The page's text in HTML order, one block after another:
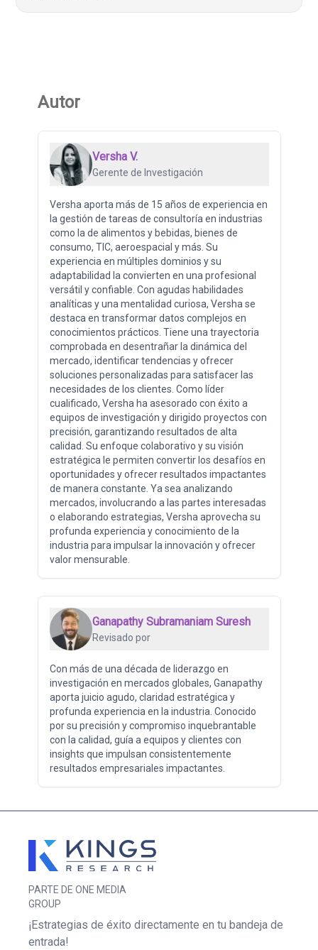
Autor
Versha V.
Gerente de Investigación
Versha aporta más de 15 años de experiencia en
la gestión de tareas de consultoría en industrias
como la de alimentos y bebidas, bienes de
consumo, TIC, aeroespacial y más. Su
experiencia en múltiples dominios y su
adaptabilidad la convierten en una profesional
versátil y confiable. Con agudas habilidades
analíticas y una mentalidad curiosa, Versha se
destaca en transformar datos complejos en
conocimientos prácticos. Tiene una trayectoria
comprobada en desentrañar la dinámica del
mercado, identificar tendencias y ofrecer
soluciones personalizadas para satisfacer las
necesidades de los clientes. Como líder
cualificado, Versha ha asesorado con éxito a
equipos de investigación y dirigido proyectos con
precisión, garantizando resultados de alta
calidad. Su enfoque colaborativo y su visión
estratégica le permiten convertir los desafíos en
oportunidades y ofrecer resultados impactantes
de manera constante. Ya sea analizando
mercados, involucrando a las partes interesadas
o elaborando estrategias, Versha aprovecha su
profunda experiencia y conocimiento de la
industria para impulsar la innovación y ofrecer
valor mensurable.
Ganapathy Subramaniam Suresh
Revisado por
Con más de una década de liderazgo en
investigación en mercados globales, Ganapathy
aporta juicio agudo, claridad estratégica y
profunda experiencia en la industria. Conocido
por su precisión y compromiso inquebrantable
con la calidad, guía a equipos y clientes con
insights que impulsan consistentemente
resultados empresariales impactantes.
PARTE DE ONE MEDIA
GROUP
¡Estrategias de éxito directamente en tu bandeja de
entrada!